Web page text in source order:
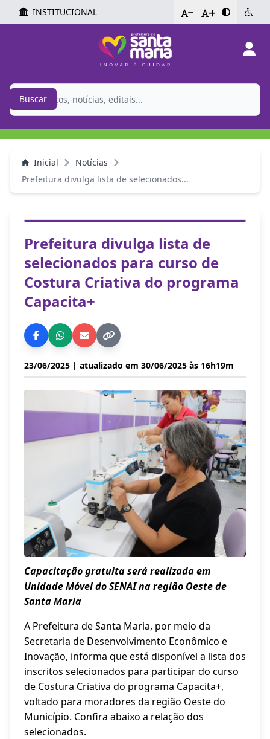
INSTITUCIONAL - +
Buscar
Inicial
Notícias
Prefeitura divulga lista de selecionados...
Prefeitura divulga lista de
selecionados para curso de
Costura Criativa do programa
Capacita+
23/06/2025 | atualizado em 30/06/2025 às 16h19m
Capacitação gratuita será realizada em
Unidade Móvel do SENAI na região Oeste de
Santa Maria
A Prefeitura de Santa Maria, por meio da
Secretaria de Desenvolvimento Econômico e
Inovação, informa que está disponível a lista dos
inscritos selecionados para participar do curso
de Costura Criativa do programa Capacita+,
voltado para moradores da região Oeste do
Município. Confira abaixo a relação dos
selecionados.